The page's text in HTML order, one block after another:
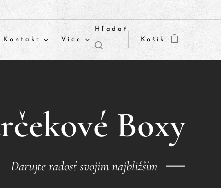
Kontakt Viac
Hľadať
Košík
Boxy
Darujte radosť svojim najbližším